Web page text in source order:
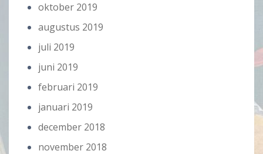
oktober 2019
augustus 2019
juli 2019
juni 2019
februari 2019
januari 2019
december 2018
november 2018